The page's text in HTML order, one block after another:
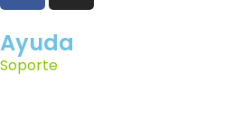
Ayuda
Soporte